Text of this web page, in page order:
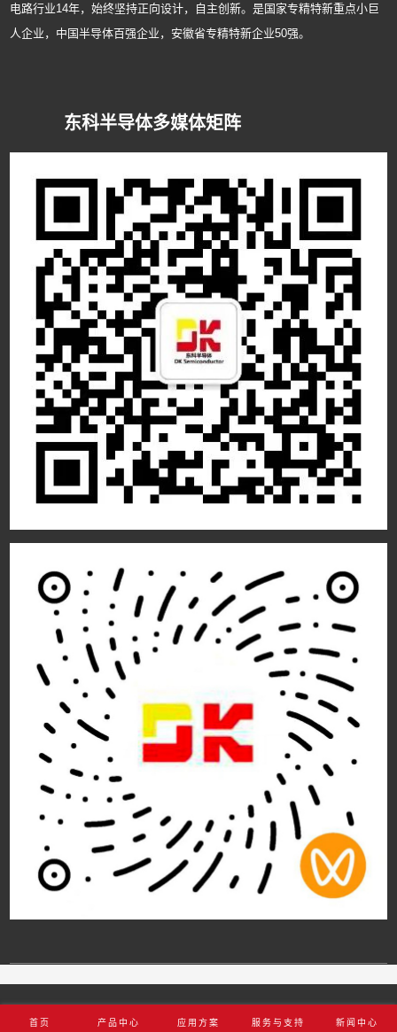
电路行业14年，始终坚持正向设计，自主创新。是国家专精特新重点小巨
人企业，中国半导体百强企业，安徽省专精特新企业50强。
东科半导体多媒体矩阵
东科半导体官网/Copyright © 东科半导体(安徽)股份有限公司 版权所
首页 产品中心 应用方案 服务与支持 新闻中心